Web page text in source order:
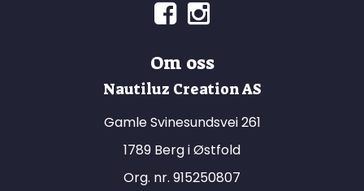
Om oss
Nautiluz Creation AS
Gamle Svinesundsvei 261
1789 Berg i Østfold
Org. nr. 915250807